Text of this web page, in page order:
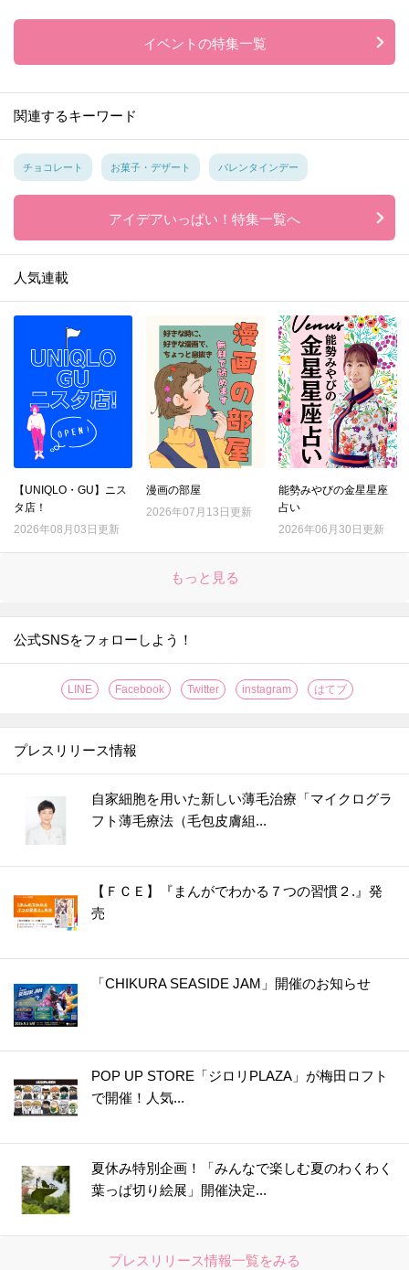
イベントの特集一覧
関連するキーワード
チョコレート お菓子・デザート バレンタインデー
アイデアいっぱい！特集一覧へ
人気連載
【UNIQLO・GU】ニス
タ店！
2026年08月03日更新
漫画の部屋
2026年07月13日更新
能勢みやびの金星星座
占い
2026年06月30日更新
もっと見る
公式SNSをフォローしよう！
LINE Facebook Twitter instagram はてブ
プレスリリース情報
自家細胞を用いた新しい薄毛治療「マイクログラ
フト薄毛療法（毛包皮膚組...
【ＦＣＥ】『まんがでわかる７つの習慣２.』発
売
「CHIKURA SEASIDE JAM」開催のお知らせ
POP UP STORE「ジロリPLAZA」が梅田ロフト
で開催！人気...
夏休み特別企画！「みんなで楽しむ夏のわくわく
葉っぱ切り絵展」開催決定...
プレスリリース情報一覧をみる